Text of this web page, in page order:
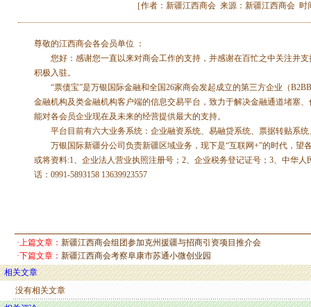
［作者：新疆江西商会 来源：新疆江西商会 时
尊敬的江西商会各会员单位 ：
您好：感谢您一直以来对商会工作的支持，并感谢在百忙之中关注并支
积极入驻。
“票债宝”是万银国际金融和全国26家商会发起成立的第三方企业（
金融机构及类金融机构客户端的信息交易平台，致力于解决金融通道堵塞
能对各会员企业现在及未来的经营提供最大的支持。
平台目前有六大业务系统：企业融资系统、易融贷系统、票据转贴系统
万银国际新疆分公司负责新疆区域业务，现下是“互联网+”的时代，望
或将资料:1、企业法人营业执照注册号；2、企业税务登记证号；3、中华
话：0991-5893158 13639923557
·上篇文章： 新疆江西商会组团参加克州援疆与招商引资项目推介会
·下篇文章： 新疆江西商会考察阜康市苏通小微创业园
相关文章
没有相关文章